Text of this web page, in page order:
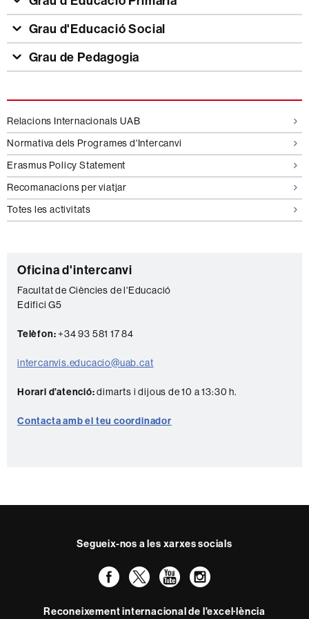
Grau d'Educació Social
Grau de Pedagogia
Informació
complementària
Relacions Internacionals UAB
Normativa dels Programes d'Intercanvi
Erasmus Policy Statement
Recomanacions per viatjar
Totes les activitats
C
o
n
t
c
t
e
Oficina d'intercanvi
Facultat de Ciències de l'Educació
Edifici G5
Telèfon:+34 93 581 17 84
intercanvis.educacio@uab.cat
Horari d’atenció:dimarts i dijous de 10 a 13:30 h.
Contacta amb el teu coordinador
Segueix-nos a les xarxes socials
Facebook
TwitterYouTube
Instagram
Reconeixement internacional de l'excel·lència